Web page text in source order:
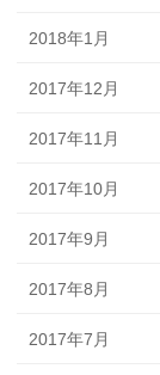
2018年1月
2017年12月
2017年11月
2017年10月
2017年9月
2017年8月
2017年7月